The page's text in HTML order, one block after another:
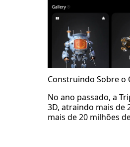
Construindo Sobre o
No ano passado, a
3D, atraindo mais de
mais de 20 milhões